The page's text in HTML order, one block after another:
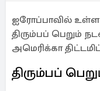
ஐரோப்பாவில் உள்ள
திரும்பப் பெறும்
அமெரிக்கா
திரும்பப்